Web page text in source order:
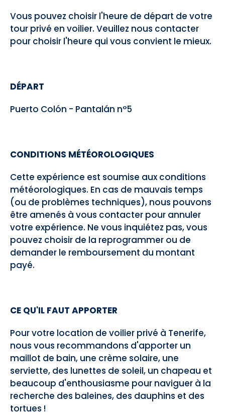
Vous pouvez choisir l'heure de départ de votre
tour privé en voilier. Veuillez nous contacter
pour choisir l'heure qui vous convient le mieux.
DÉPART
Puerto Colón - Pantalán n°5
CONDITIONS MÉTÉOROLOGIQUES
Cette expérience est soumise aux conditions
météorologiques. En cas de mauvais temps
(ou de problèmes techniques), nous pouvons
être amenés à vous contacter pour annuler
votre expérience. Ne vous inquiétez pas, vous
pouvez choisir de la reprogrammer ou de
demander le remboursement du montant
payé.
CE QU'IL FAUT APPORTER
Pour votre location de voilier privé à Tenerife,
nous vous recommandons d'apporter un
maillot de bain, une crème solaire, une
serviette, des lunettes de soleil, un chapeau et
beaucoup d'enthousiasme pour naviguer à la
recherche des baleines, des dauphins et des
tortues !